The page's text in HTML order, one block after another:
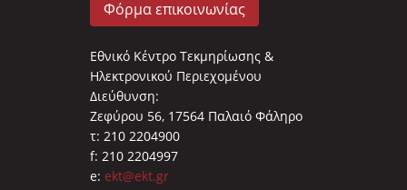
Φόρμα επικοινωνίας
Εθνικό Κέντρο Τεκμηρίωσης &
Ηλεκτρονικού Περιεχομένου
Διεύθυνση:
Ζεφύρου 56, 17564 Παλαιό Φάληρο
τ: 210 2204900
f: 210 2204997
e: ekt@ekt.gr